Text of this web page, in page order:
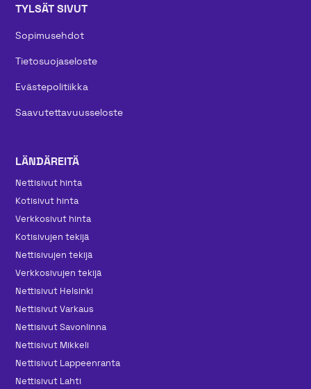
TYLSÄT SIVUT
Sopimusehdot
Tietosuojaseloste
Evästepolitiikka
Saavutettavuusseloste
LÄNDÄREITÄ
Nettisivut hinta
Kotisivut hinta
Verkkosivut hinta
Kotisivujen tekijä
Nettisivujen tekijä
Verkkosivujen tekijä
Nettisivut Helsinki
Nettisivut Varkaus
Nettisivut Savonlinna
Nettisivut Mikkeli
Nettisivut Lappeenranta
Nettisivut Lahti